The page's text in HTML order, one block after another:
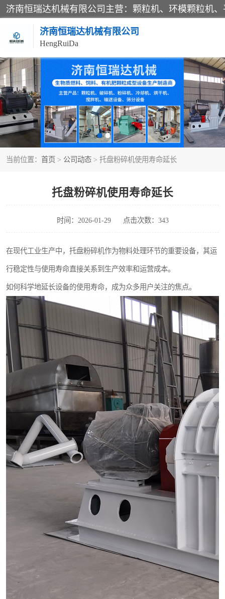
济南恒瑞达机械有限公司
HengRuiDa
当前位置： 首页 > 公司动态 > 托盘粉碎机使用寿命延长
托盘粉碎机使用寿命延长
时间：2026-01-29 点击次数：343
在现代工业生产中，托盘粉碎机作为物料处理环节的重要设备，其运
行稳定性与使用寿命直接关系到生产效率和运营成本。
如何科学地延长设备的使用寿命，成为众多用户关注的焦点。
颗粒机
平模颗粒机
秸秆颗粒机
燃料颗粒机
滚筒筛
锯末滚筒筛